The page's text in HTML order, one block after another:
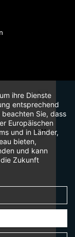
ihre Dienste
entsprechend
Sie, dass
Europäischen
und in Länder,
bieten,
und kann
Zukunft